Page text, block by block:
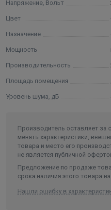
Напряжение, Вольт
Цвет
Назначение
Мощность
Производительность
Площадь помещения
Уровень шума, дБ
Производитель оставляет за
менять характеристики,
товара и место его
не является публичной
Предложение по продаже
срока наличия этого товара
Нашли ошибку в